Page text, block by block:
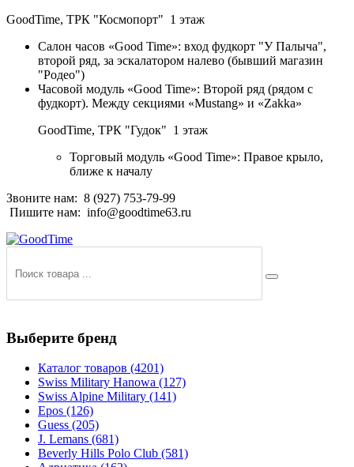
GoodTime, ТРК "Космопорт" 1 этаж
Салон часов «Good Time»: вход фудкорт "У Палыча",
второй ряд, за эскалатором налево (бывший магазин
"Родео")
Часовой модуль «Good Time»: Второй ряд (рядом с
фудкорт). Между секциями «Mustang» и «Zakka»
GoodTime, ТРК "Гудок" 1 этаж
Торговый модуль «Good Time»: Правое крыло,
ближе к началу
Звоните нам: 8 (927) 753-79-99
Пишите нам: info@goodtime63.ru
Выберите бренд
Каталог товаров (4201)
Swiss Military Hanowa (127)
Swiss Alpine Military (141)
Epos (126)
Guess (205)
J. Lemans (681)
Beverly Hills Polo Club (581)